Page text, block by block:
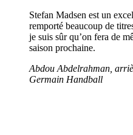
Stefan Madsen est un
remporté beaucoup de
je suis sûr qu’on fera de
saison prochaine.
Abdou Abdelrahman,
Germain Handball